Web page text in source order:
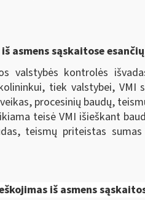
asmens sąskaitose
valstybės kontrolės
tiek valstybei,
procesinių baudų,
teisė VMI išieškant
teismų priteistas
iš asmens